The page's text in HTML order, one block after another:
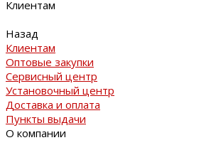
Клиентам
Назад
Клиентам
Оптовые закупки
Сервисный центр
Установочный центр
Доставка и оплата
Пункты выдачи
О компании